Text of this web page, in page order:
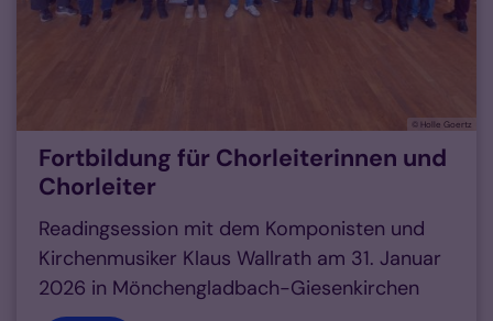
© Holle Goertz
Fortbildung für Chorleiterinnen und
Chorleiter
Readingsession mit dem Komponisten und
Kirchenmusiker Klaus Wallrath am 31. Januar
2026 in Mönchengladbach-Giesenkirchen